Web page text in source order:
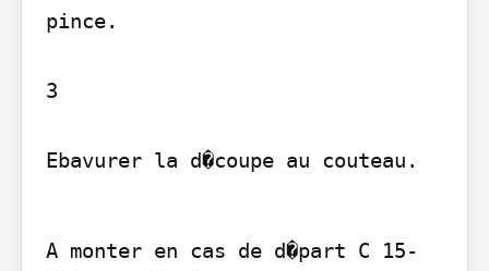
pince.
3
Ebavurer la d�coupe au couteau.
A monter en cas de d�part C 15-